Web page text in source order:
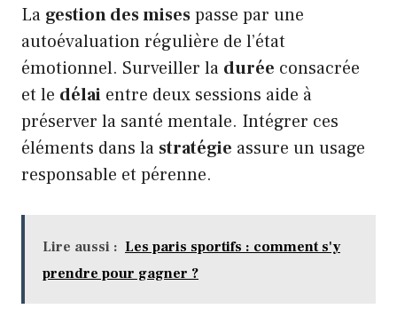
La gestion des misespasse par une
autoévaluation régulière de l’état
émotionnel. Surveiller la durée consacrée
et le délai entre deux sessions aide à
préserver la santé mentale. Intégrer ces
éléments dans la stratégie assure un usage
responsable et pérenne.
Lire aussi : Les paris sportifs : comment s'y
prendre pour gagner ?